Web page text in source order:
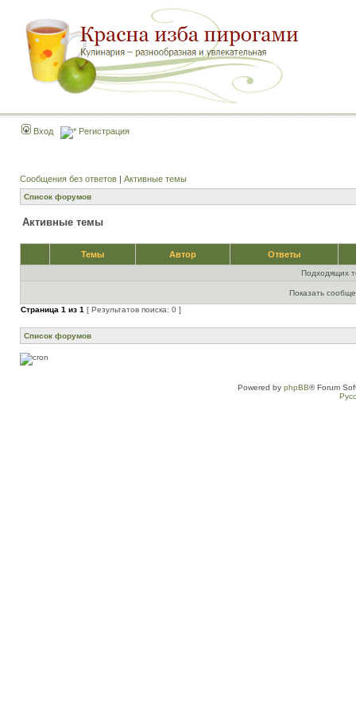
Вход Регистрация
Сообщения без ответов | Активные темы
Список форумов
Активные темы
Темы Автор Ответы
Подходящих
Показать
Страница 1 из 1 [ Результатов поиска: 0 ]
Список форумов
Powered by phpBB® Forum